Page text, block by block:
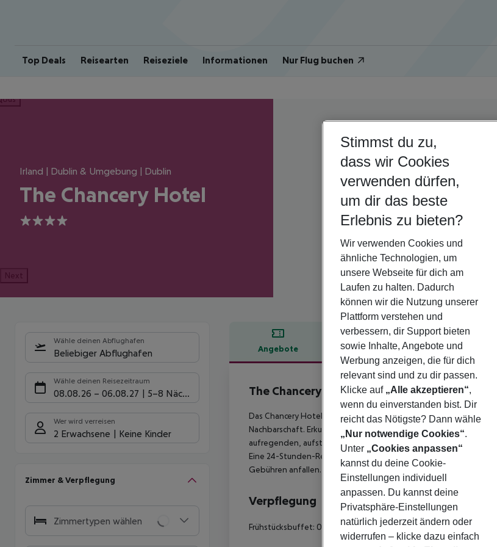
Top Deals Reisearten Reiseziele Informationen Nur Flug buchen
Irland | Dublin & Umgebung | Dublin
The Chancery Hotel
4
Next
Wähle deinen Abflughafen
Beliebiger Abflughafen
Wähle deinen Reisezeitraum
08.08.26 – 06.08.27 5-8 Nächte
Wer wird verreisen
2 Erwachsene Keine Kinder
Zimmer & Verpflegung
Zimmertypen wählen
Angebote Hotelbeschreibung
Hotelbeschreibung
The Chancery Hotel
4
Das Chancery Hotel im Herzen von Dublin 8 in der Ship Street
Nachbarschaft. Erkunde historische Wahrzeichen, lokale
aufregenden, aufstrebenden Viertel. Das 2024 erbaute Hotel
Eine 24-Stunden-Rezeption stellt sicher, dass die Bedürfnisse
Gebühren anfallen.
Verpflegung
Frühstücksbuffet: 07:00:00 - 10:30:00 Mittagessen à la carte
Stimmst du zu,
dass wir Cookies
verwenden dürfen,
um dir das beste
Erlebnis zu bieten?
Wir verwenden Cookies und
ähnliche Technologien, um
unsere Webseite für dich am
Laufen zu halten. Dadurch
können wir die Nutzung unserer
Plattform verstehen und
verbessern, dir Support bieten
sowie Inhalte, Angebote und
Werbung anzeigen, die für dich
relevant sind und zu dir passen.
Klicke auf „Alle akzeptieren“,
wenn du einverstanden bist. Dir
reicht das Nötigste? Dann wähle
„Nur notwendige Cookies“.
Unter „Cookies anpassen“
kannst du deine Cookie-
Einstellungen individuell
anpassen. Du kannst deine
Privatsphäre-Einstellungen
natürlich jederzeit ändern oder
widerrufen – klicke dazu einfach